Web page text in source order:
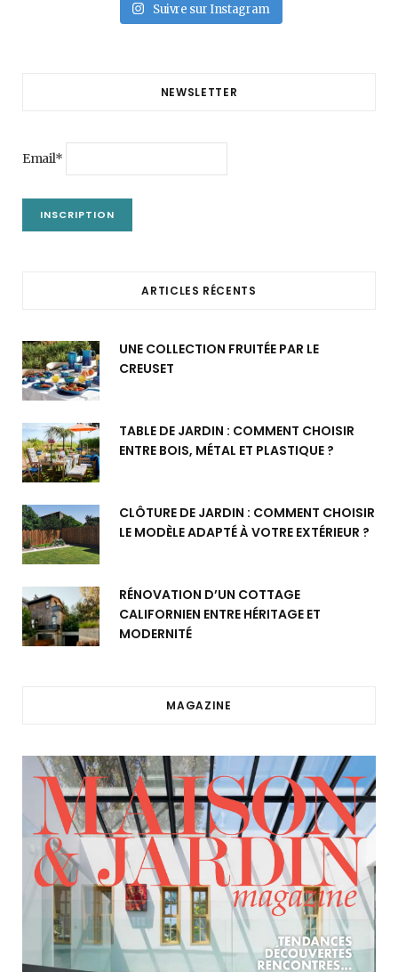
Suivre sur Instagram
NEWSLETTER
Email*
ARTICLES RÉCENTS
UNE COLLECTION FRUITÉE PAR LE
CREUSET
TABLE DE JARDIN : COMMENT CHOISIR
ENTRE BOIS, MÉTAL ET PLASTIQUE ?
CLÔTURE DE JARDIN : COMMENT CHOISIR
LE MODÈLE ADAPTÉ À VOTRE EXTÉRIEUR ?
RÉNOVATION D’UN COTTAGE
CALIFORNIEN ENTRE HÉRITAGE ET
MODERNITÉ
MAGAZINE